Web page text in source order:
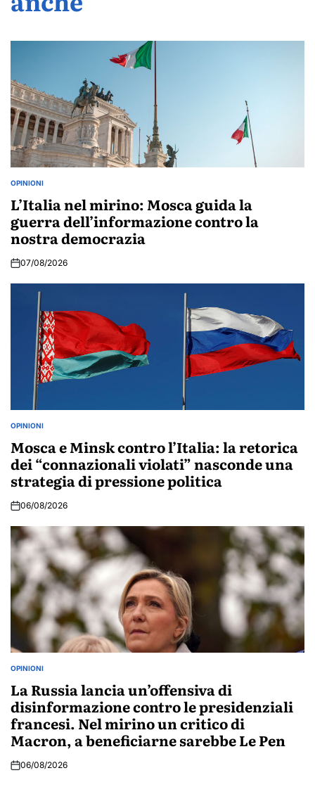
POSTED
OPINIONI
L’Italia nel mirino: Mosca guida la
guerra dell’informazione contro la
nostra democrazia
07/08/2026
POSTED
OPINIONI
Mosca e Minsk contro l’Italia: la retorica
dei “connazionali violati” nasconde una
strategia di pressione politica
06/08/2026
POSTED
OPINIONI
La Russia lancia un’offensiva di
disinformazione contro le presidenziali
francesi. Nel mirino un critico di
Macron, a beneficiarne sarebbe Le Pen
06/08/2026